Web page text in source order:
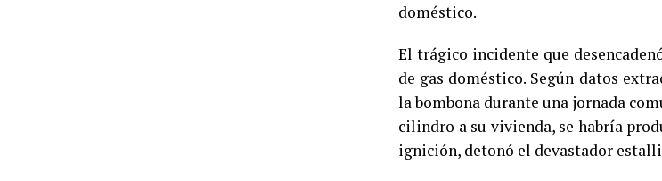
doméstico.
El trágico incidente que
de gas doméstico. Según datos
la bombona durante una jornada
cilindro a su vivienda, se habría
ignición, detonó el devastador